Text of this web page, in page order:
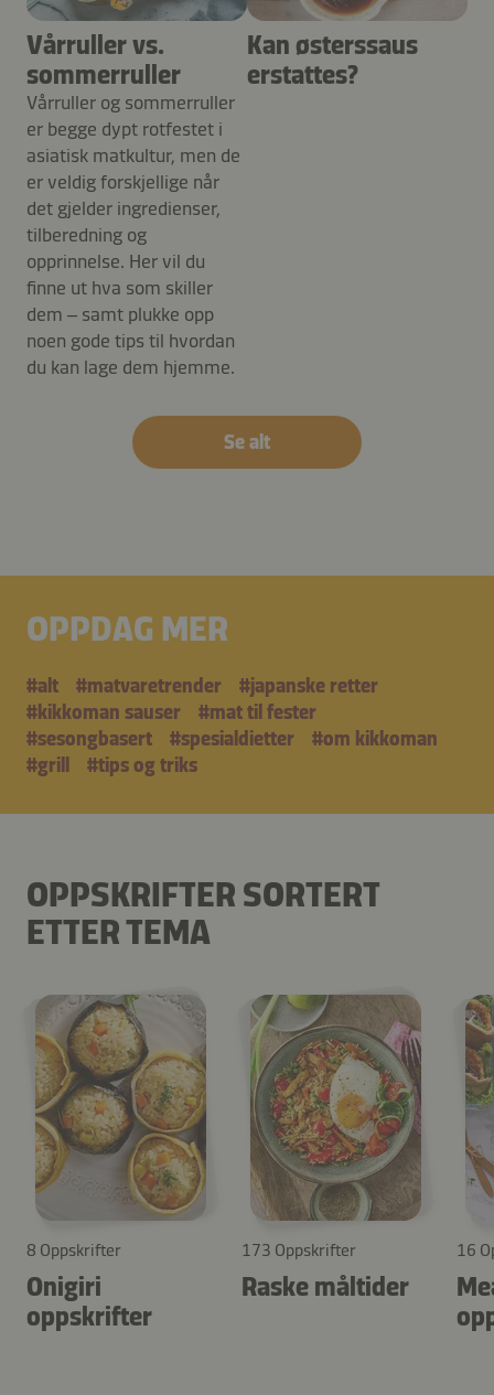
Vårruller vs.
sommerruller
Vårruller og sommerruller
er begge dypt rotfestet i
asiatisk matkultur, men de
er veldig forskjellige når
det gjelder ingredienser,
tilberedning og
opprinnelse. Her vil du
finne ut hva som skiller
dem – samt plukke opp
noen gode tips til hvordan
du kan lage dem hjemme.
Kan østerssaus
erstattes?
Se alt
OPPDAG MER
#alt #matvaretrender
#japanske retter
#kikkoman sauser
#mat til fester
#sesongbasert
#spesialdietter
#om kikkoman
#grill
#tips og triks
OPPSKRIFTER SORTERT
ETTER TEMA
8 Oppskrifter
Onigiri
oppskrifter
173 Oppskrifter
Raske måltider
16